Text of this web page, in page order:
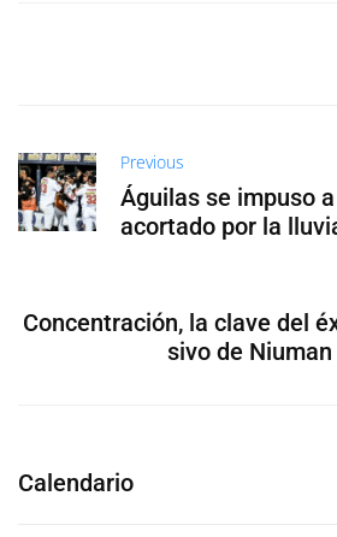
Previous
Águilas se impuso
acortado por la
Concentración, la clave del
sivo de
Calendario